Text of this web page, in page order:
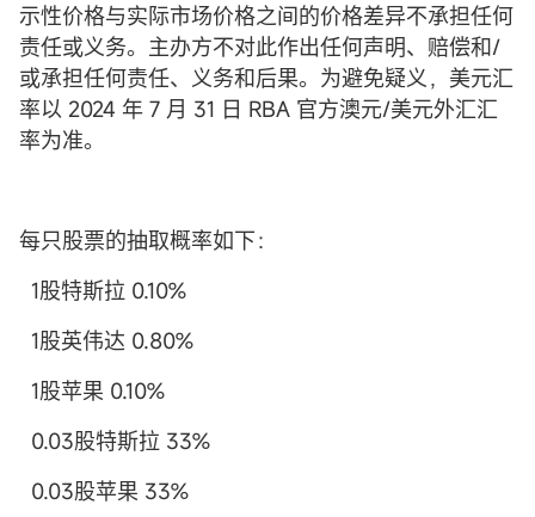
示性价格与实际市场价格之间的价格差异不承担任何
责任或义务。主办方不对此作出任何声明、赔偿和/
或承担任何责任、义务和后果。为避免疑义，美元汇
率以 2024 年 7 月 31 日 RBA 官方澳元/美元外汇汇
率为准。
每只股票的抽取概率如下：
1股特斯拉 0.10%
1股英伟达 0.80%
1股苹果 0.10%
0.03股特斯拉 33%
0.03股苹果 33%